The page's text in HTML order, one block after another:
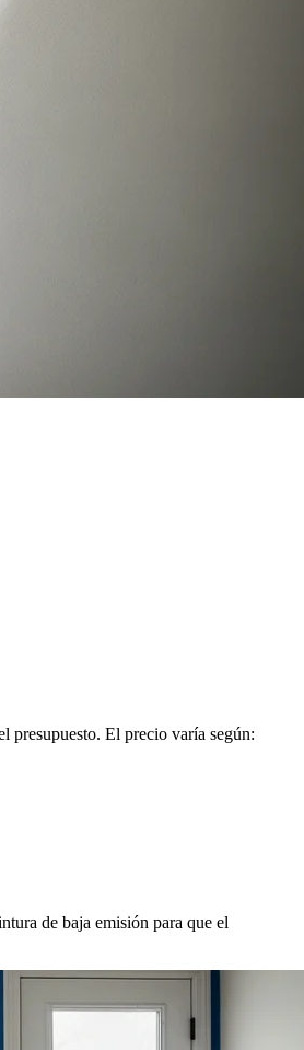
presupuesto. El precio varía según:
de baja emisión para que el